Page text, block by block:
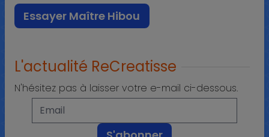
Essayer Maître Hibou
L'actualité ReCreatisse
N'hésitez pas à laisser votre e-mail ci-dessous.